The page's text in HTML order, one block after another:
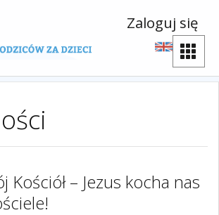
Zaloguj się
Kościół – Jezus kocha nas